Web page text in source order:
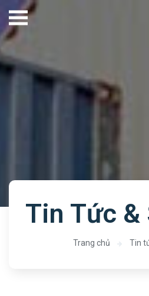
Tin Tức &
Trang chủ Tin